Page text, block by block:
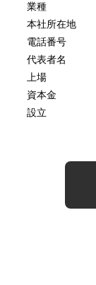
業種
本社所在地
電話番号
代表者名
上場
資本金
設立